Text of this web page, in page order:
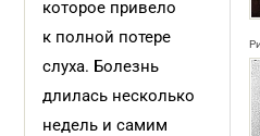
которое привело
к полной потере
слуха. Болезнь
длилась несколько
недель и самим